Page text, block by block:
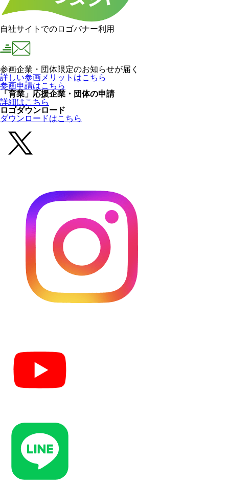
自社サイトでのロゴバナー利用
参画企業・団体限定のお知らせが届く
詳しい参画メリットはこちら
参画申請はこちら
「育業」応援企業・団体の申請
詳細はこちら
ロゴダウンロード
ダウンロードはこちら